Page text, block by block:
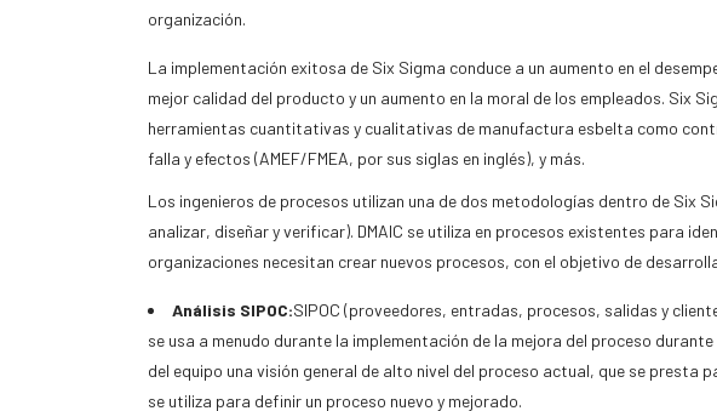
organización.
La implementación exitosa de Six Sigma conduce a un aumento en el
mejor calidad del producto y un aumento en la moral de los empleados. Six
herramientas cuantitativas y cualitativas de manufactura esbelta como
falla y efectos (AMEF/FMEA, por sus siglas en inglés), y más.
Los ingenieros de procesos utilizan una de dos metodologías dentro de Six
analizar, diseñar y verificar). DMAIC se utiliza en procesos existentes para
organizaciones necesitan crear nuevos procesos, con el objetivo de
Análisis SIPOC:SIPOC (proveedores, entradas, procesos, salidas y
se usa a menudo durante la implementación de la mejora del proceso
del equipo una visión general de alto nivel del proceso actual, que se
se utiliza para definir un proceso nuevo y mejorado.